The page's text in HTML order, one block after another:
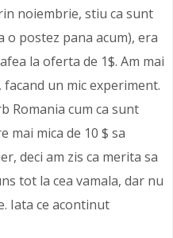
noiembrie, stiu ca sunt
o postez pana acum), era
la oferta de 1$. Am mai
un mic experiment.
Romania cum ca sunt
mai mica de 10 $ sa
deci am zis ca merita sa
tot la cea vamala, dar nu
Iata ce acontinut